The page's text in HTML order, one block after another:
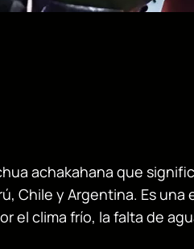
achakahana que
Chile y Argentina. Es
el clima frío, la falta de